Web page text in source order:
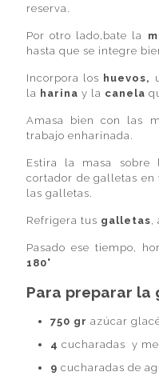
reserva.
Por otro lado,bate la
hasta que se integre
Incorpora los huevos,
la harina y la canela
Amasa bien con las
trabajo enharinada.
Estira la masa
cortador de galletas en
las galletas.
Refrigera tus galletas,
Pasado ese tiempo,
180°
Para preparar la
750 gr azúcar
4 cucharadas y
9 cucharadas de